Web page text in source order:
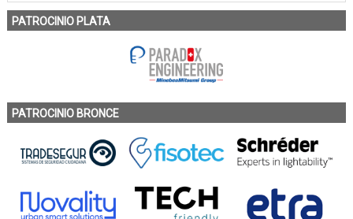
PATROCINIO PLATA
PATROCINIO BRONCE